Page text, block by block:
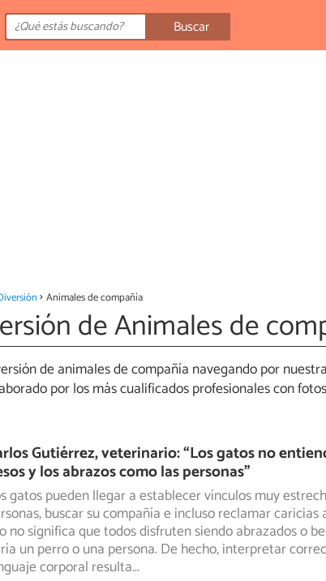
Buscar
Animales de compañía
de Animales de
de animales de compañía navegando por
por los más cualificados profesionales con
Gutiérrez, veterinario: “Los gatos no
y los abrazos como las personas”
gatos pueden llegar a establecer vínculos muy
buscar su compañía e incluso reclamar caricias
no significa que todos disfruten siendo abrazados o
un perro o una persona. De hecho, interpretar
corporal resulta...